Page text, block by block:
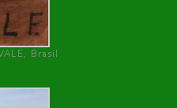
Brasil